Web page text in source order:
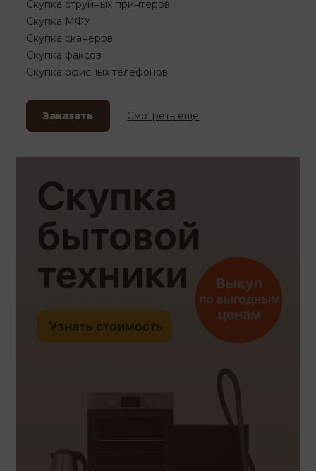
Скупка струйных принтеров
Скупка МФУ
Скупка сканеров
Скупка факсов
Скупка офисных телефонов
Заказать Смотреть еще